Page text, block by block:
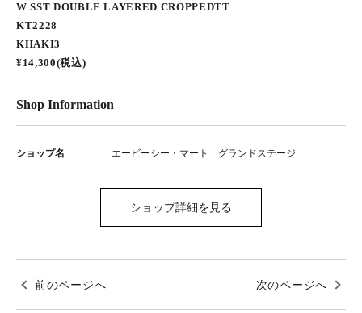
W SST DOUBLE LAYERED CROPPEDTT
KT2228
KHAKI3
¥14,300(税込)
Shop Information
ショップ名 エービーシー・マート グランドステージ
ショップ詳細を見る
前のページへ 次のページへ